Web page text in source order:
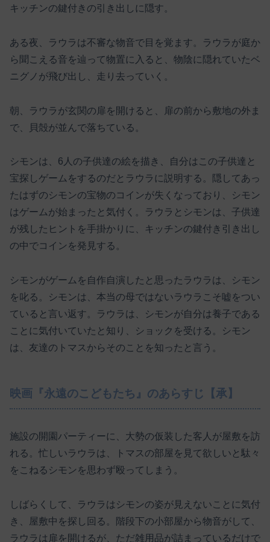
キッチンの鍵付きの引き出しに隠す。
ある夜、ラウラは不審な物音で目を覚ます。ラウラが庭か
ら聞こえる音を辿って物置に入ると、物陰に隠れていたベ
ニグノが飛び出し、走り去っていく。
朝、ラウラが玄関の扉を開けると、扉の前から敷地の外ま
で、貝殻が並んで落ちている。
シモンは、6人の子供達の絵を描き、自分はこの子供達と
宝探しゲームをするのだとラウラに説明する。隠してあっ
たはずのシモンの宝物のコインが失くなっており、シモン
はゲームが始まったと気付く。ラウラとシモンは、子供達
が残したヒントを手掛かりに、キッチンの鍵付き引き出し
の中でコインを発見する。
シモンがゲームを自作自演したと思ったラウラは、シモン
を叱る。シモンは、本当の母ではないラウラこそ嘘をつい
ていると言い返す。ラウラは、シモンが自分は養子である
ことに気付いていたと知り、ショックを受ける。シモン
は、友達のトマスからそのことを知ったと言う。
映画『永遠のこどもたち』のあらすじ【承】
施設の開園パーティーに、大勢の仮装した客人が屋敷を訪
れる。忙しいラウラは、トマスの部屋を見て欲しいと駄々
をこねるシモンを思わず殴ってしまう。
しばらくして、ラウラはシモンの姿が見えないことに気付
き、屋敷中を探し回る。階段下の小部屋から物音がして、
ラウラは扉を開けるが、ただ雑用品が詰まっているだけで